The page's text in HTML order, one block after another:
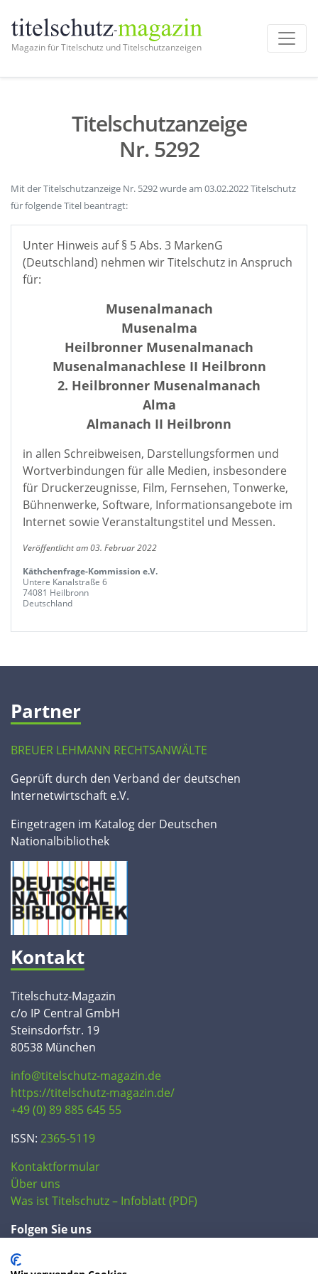
Magazin für Titelschutz und Titelschutzanzeigen
Titelschutzanzeige
Nr. 5292
Mit der Titelschutzanzeige Nr. 5292 wurde am 03.02.2022 Titelschutz
für folgende Titel beantragt:
Unter Hinweis auf § 5 Abs. 3 MarkenG
(Deutschland) nehmen wir Titelschutz in Anspruch
für:
Musenalmanach
Musenalma
Heilbronner Musenalmanach
Musenalmanachlese II Heilbronn
2. Heilbronner Musenalmanach
Alma
Almanach II Heilbronn
in allen Schreibweisen, Darstellungsformen und
Wortverbindungen für alle Medien, insbesondere
für Druckerzeugnisse, Film, Fernsehen, Tonwerke,
Bühnenwerke, Software, Informationsangebote im
Internet sowie Veranstaltungstitel und Messen.
Veröffentlicht am 03. Februar 2022
Käthchenfrage-Kommission e.V.
Untere Kanalstraße 6
74081 Heilbronn
Deutschland
Partner
BREUER LEHMANN RECHTSANWÄLTE
Geprüft durch den Verband der deutschen
Internetwirtschaft e.V.
Eingetragen im Katalog der Deutschen
Nationalbibliothek
Kontakt
Titelschutz-Magazin
c/o IP Central GmbH
Steinsdorfstr. 19
80538 München
info@titelschutz-magazin.de
https://titelschutz-magazin.de/
+49 (0) 89 885 645 55
ISSN: 2365-5119
Kontaktformular
Über uns
Was ist Titelschutz – Infoblatt (PDF)
Folgen Sie uns